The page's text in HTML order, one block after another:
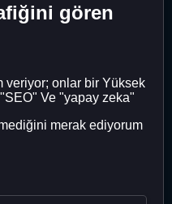
gören
veriyor; onlar bir Yüksek
Ve "yapay zeka"
merak ediyorum